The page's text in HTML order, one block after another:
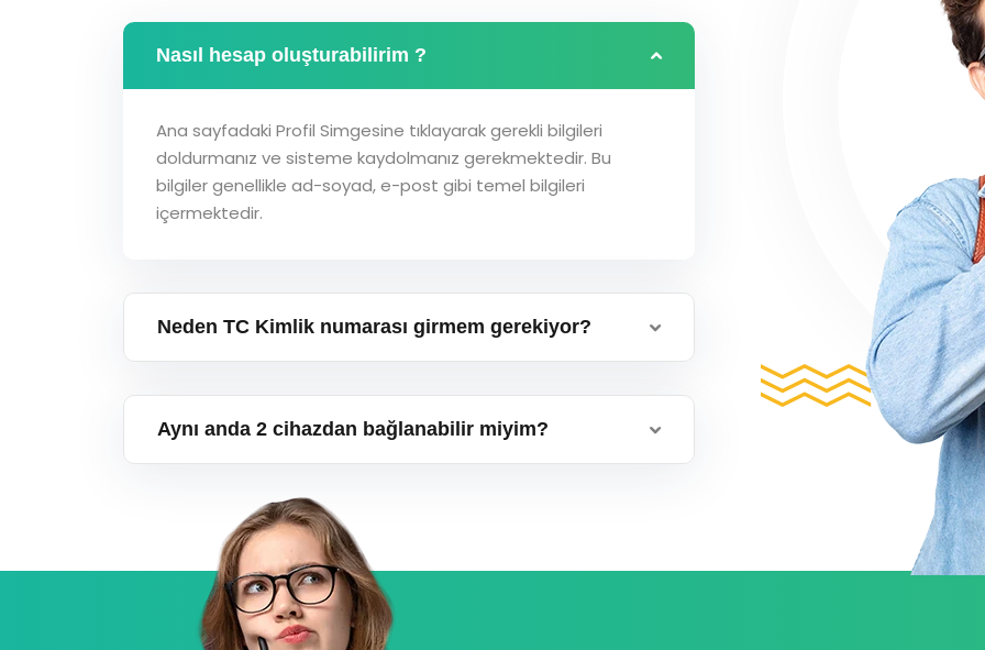
Nasıl hesap oluşturabilirim ?
Ana sayfadaki Profil Simgesine tıklayarak gerekli bilgileri
doldurmanız ve sisteme kaydolmanız gerekmektedir. Bu
bilgiler genellikle ad-soyad, e-post gibi temel bilgileri
içermektedir.
Neden TC Kimlik numarası girmem gerekiyor?
Aynı anda 2 cihazdan bağlanabilir miyim?